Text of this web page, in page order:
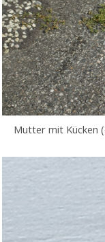
Mutter mit Kücken